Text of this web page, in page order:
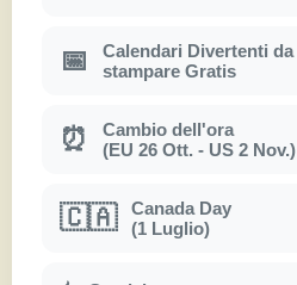
📅
Calendari Divertenti da
stampare Gratis
⏰
Cambio dell'ora
(EU 26 Ott. - US 2 Nov.)
🇨🇦
Canada Day
(1 Luglio)